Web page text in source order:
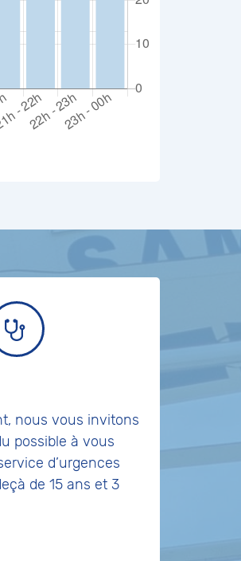
nous vous invitons
possible à vous
d’urgences
de 15 ans et 3